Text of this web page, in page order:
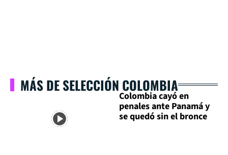
MÁS DE SELECCIÓN COLOMBIA
Colombia cayó en
penales ante Panamá y
se quedó sin el bronce